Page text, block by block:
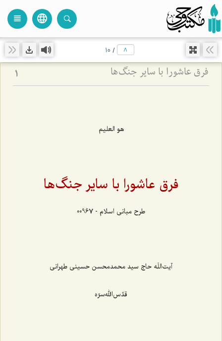
language
view_headline
/
10
فرق عاشورا با سایر جنگ‌ها 1
هو العليم
فرق عاشورا با سایر جنگ‌ها
طرح مبانی اسلام - 00967
آیت‌اللَه حاج سید محمدمحسن حسینی طهرانی
قدّس‌الله‌سرّه